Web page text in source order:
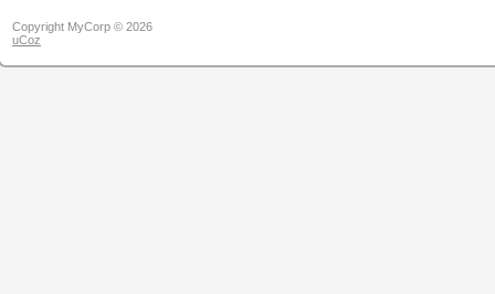
Copyright MyCorp © 2026
uCoz